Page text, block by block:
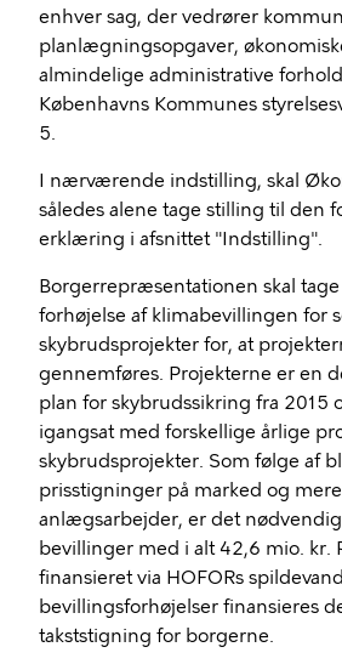
enhver sag, der vedrører
planlægningsopgaver,
almindelige administrative
Københavns Kommunes
5.
I nærværende indstilling, skal
således alene tage stilling til den
erklæring i afsnittet "Indstilling".
Borgerrepræsentationen skal
forhøjelse af klimabevillingen for
skybrudsprojekter for, at
gennemføres. Projekterne er en
plan for skybrudssikring fra 2015
igangsat med forskellige årlige
skybrudsprojekter. Som følge af
prisstigninger på marked og
anlægsarbejder, er det
bevillinger med i alt 42,6 mio. kr.
finansieret via HOFORs
bevillingsforhøjelser finansieres
takststigning for borgerne.